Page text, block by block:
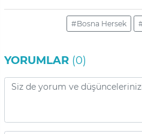
#Bosna Hersek
YORUMLAR (0)